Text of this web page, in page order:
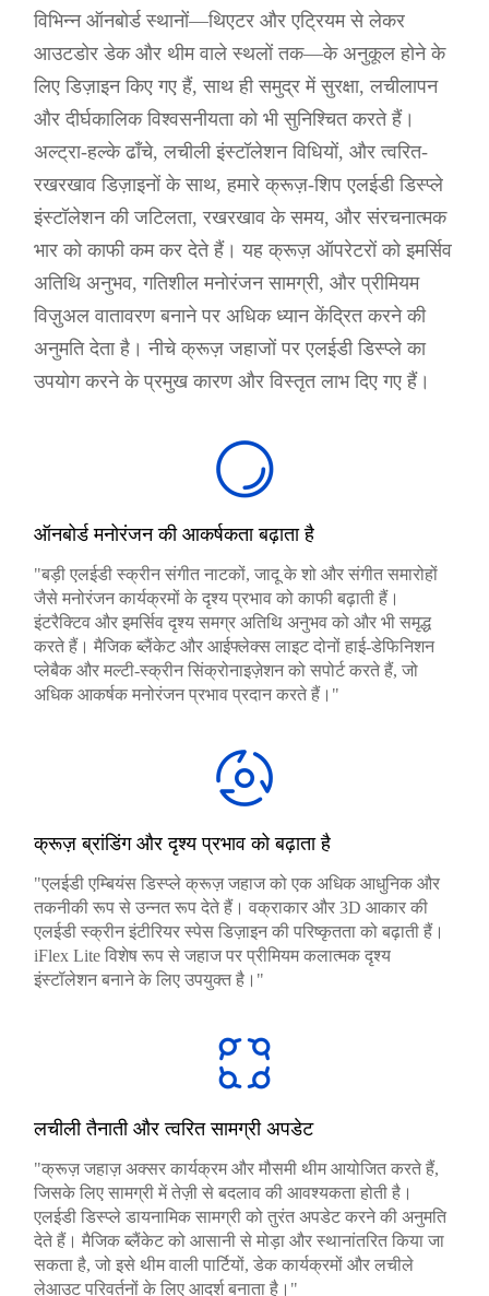
विभिन्न ऑनबोर्ड स्थानों—थिएटर और एट्रियम से लेकर
आउटडोर डेक और थीम वाले स्थलों तक—के अनुकूल होने के
लिए डिज़ाइन किए गए हैं, साथ ही समुद्र में सुरक्षा, लचीलापन
और दीर्घकालिक विश्वसनीयता को भी सुनिश्चित करते हैं।
अल्ट्रा-हल्के ढाँचे, लचीली इंस्टॉलेशन विधियों, और त्वरित-
रखरखाव डिज़ाइनों के साथ, हमारे क्रूज़-शिप एलईडी डिस्प्ले
इंस्टॉलेशन की जटिलता, रखरखाव के समय, और संरचनात्मक
भार को काफी कम कर देते हैं। यह क्रूज़ ऑपरेटरों को इमर्सिव
अतिथि अनुभव, गतिशील मनोरंजन सामग्री, और प्रीमियम
विज़ुअल वातावरण बनाने पर अधिक ध्यान केंद्रित करने की
अनुमति देता है। नीचे क्रूज़ जहाजों पर एलईडी डिस्प्ले का
उपयोग करने के प्रमुख कारण और विस्तृत लाभ दिए गए हैं।
ऑनबोर्ड मनोरंजन की आकर्षकता बढ़ाता है
"बड़ी एलईडी स्क्रीन संगीत नाटकों, जादू के शो और संगीत समारोहों
जैसे मनोरंजन कार्यक्रमों के दृश्य प्रभाव को काफी बढ़ाती हैं।
इंटरैक्टिव और इमर्सिव दृश्य समग्र अतिथि अनुभव को और भी समृद्ध
करते हैं। मैजिक ब्लैंकेट और आईफ्लेक्स लाइट दोनों हाई-डेफिनिशन
प्लेबैक और मल्टी-स्क्रीन सिंक्रोनाइज़ेशन को सपोर्ट करते हैं, जो
अधिक आकर्षक मनोरंजन प्रभाव प्रदान करते हैं।"
क्रूज़ ब्रांडिंग और दृश्य प्रभाव को बढ़ाता है
"एलईडी एम्बियंस डिस्प्ले क्रूज़ जहाज को एक अधिक आधुनिक और
तकनीकी रूप से उन्नत रूप देते हैं। वक्राकार और 3D आकार की
एलईडी स्क्रीन इंटीरियर स्पेस डिज़ाइन की परिष्कृतता को बढ़ाती हैं।
iFlex Lite विशेष रूप से जहाज पर प्रीमियम कलात्मक दृश्य
इंस्टॉलेशन बनाने के लिए उपयुक्त है।"
लचीली तैनाती और त्वरित सामग्री अपडेट
"क्रूज़ जहाज़ अक्सर कार्यक्रम और मौसमी थीम आयोजित करते हैं,
जिसके लिए सामग्री में तेज़ी से बदलाव की आवश्यकता होती है।
एलईडी डिस्प्ले डायनामिक सामग्री को तुरंत अपडेट करने की अनुमति
देते हैं। मैजिक ब्लैंकेट को आसानी से मोड़ा और स्थानांतरित किया जा
सकता है, जो इसे थीम वाली पार्टियों, डेक कार्यक्रमों और लचीले
लेआउट परिवर्तनों के लिए आदर्श बनाता है।"